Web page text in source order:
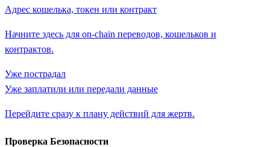
Адрес кошелька, токен или контракт
Начните здесь для on-chain переводов, кошельков и
контрактов.
Уже пострадал
Уже заплатили или передали данные
Перейдите сразу к плану действий для жертв.
Проверка Безопасности